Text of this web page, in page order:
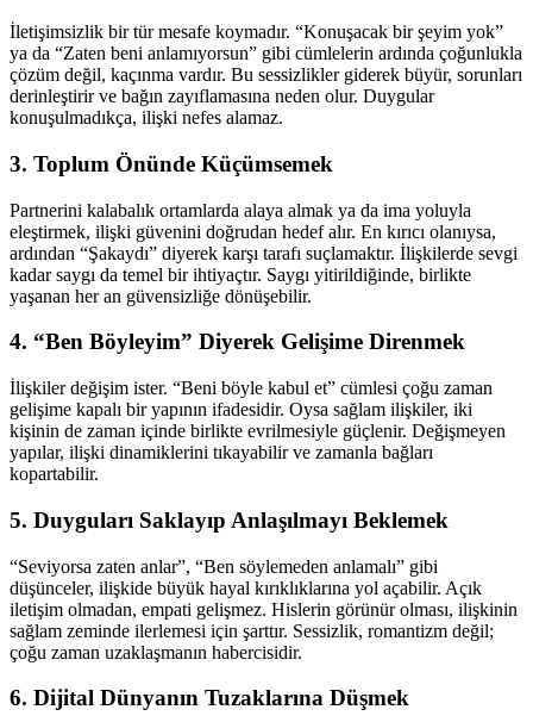
İletişimsizlik bir tür mesafe koymadır. “Konuşacak bir şeyim yok”
ya da “Zaten beni anlamıyorsun” gibi cümlelerin ardında çoğunlukla
çözüm değil, kaçınma vardır. Bu sessizlikler giderek büyür, sorunları
derinleştirir ve bağın zayıflamasına neden olur. Duygular
konuşulmadıkça, ilişki nefes alamaz.
3. Toplum Önünde Küçümsemek
Partnerini kalabalık ortamlarda alaya almak ya da ima yoluyla
eleştirmek, ilişki güvenini doğrudan hedef alır. En kırıcı olanıysa,
ardından “Şakaydı” diyerek karşı tarafı suçlamaktır. İlişkilerde sevgi
kadar saygı da temel bir ihtiyaçtır. Saygı yitirildiğinde, birlikte
yaşanan her an güvensizliğe dönüşebilir.
4. “Ben Böyleyim” Diyerek Gelişime Direnmek
İlişkiler değişim ister. “Beni böyle kabul et” cümlesi çoğu zaman
gelişime kapalı bir yapının ifadesidir. Oysa sağlam ilişkiler, iki
kişinin de zaman içinde birlikte evrilmesiyle güçlenir. Değişmeyen
yapılar, ilişki dinamiklerini tıkayabilir ve zamanla bağları
kopartabilir.
5. Duyguları Saklayıp Anlaşılmayı Beklemek
“Seviyorsa zaten anlar”, “Ben söylemeden anlamalı” gibi
düşünceler, ilişkide büyük hayal kırıklıklarına yol açabilir. Açık
iletişim olmadan, empati gelişmez. Hislerin görünür olması, ilişkinin
sağlam zeminde ilerlemesi için şarttır. Sessizlik, romantizm değil;
çoğu zaman uzaklaşmanın habercisidir.
6. Dijital Dünyanın Tuzaklarına Düşmek